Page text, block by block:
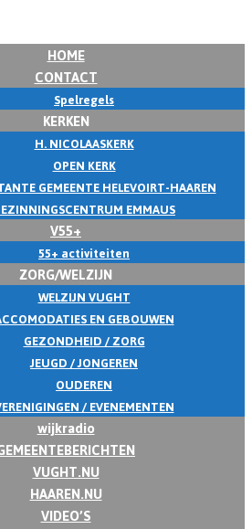
HOME
CONTACT
Spelregels
KERKEN
H. NICOLAASKERK
OPEN KERK
GEMEENTE HELEVOIRT-HAAREN
EMMAUS
V55+
55+ activiteiten
ZORG/WELZIJN
WELZIJN VUGHT
EN GEBOUWEN
GEZONDHEID / ZORG
JEUGD / JONGEREN
OUDEREN
/ EVENEMENTEN
wijkradio
VUGHT.NU
HAAREN.NU
VIDEO’S